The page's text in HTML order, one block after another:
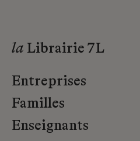
la Librairie 7L
Entreprises
Familles
Enseignants